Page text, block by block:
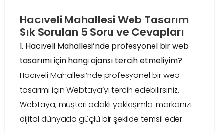
Hacıveli Mahallesi Web Tasarım
Sık Sorulan 5 Soru ve Cevapları
1. Hacıveli Mahallesi’nde profesyonel bir web
tasarımı için hangi ajansı tercih etmeliyim?
Hacıveli Mahallesi’nde profesyonel bir web
tasarımı için Webtaya’yı tercih edebilirsiniz.
Webtaya, müşteri odaklı yaklaşımla, markanızı
dijital dünyada güçlü bir şekilde temsil eder.